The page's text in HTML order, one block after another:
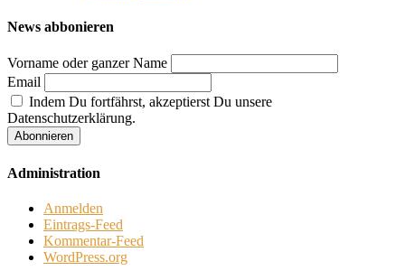
News abbonieren
Vorname oder ganzer Name
Email
Indem Du fortfährst, akzeptierst Du unsere
Datenschutzerklärung.
Administration
Anmelden
Eintrags-Feed
Kommentar-Feed
WordPress.org